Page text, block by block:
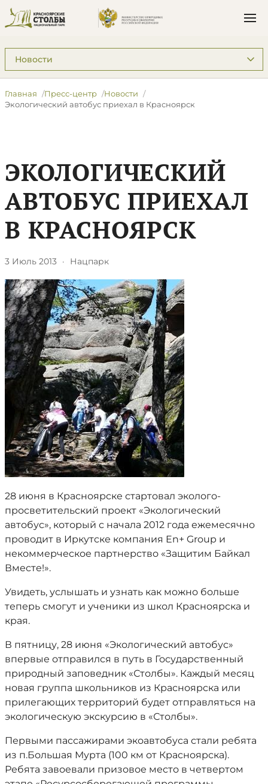
Подразделы: Пресс-центр
Главная Пресс-центр
Новости
Экологический автобус приехал в Красноярск
ЭКОЛОГИЧЕСКИЙ
АВТОБУС ПРИЕХАЛ
В КРАСНОЯРСК
3 Июль 2013 · Нацпарк
28 июня в Красноярске стартовал эколого-
просветительский проект «Экологический
автобус», который с начала 2012 года ежемесячно
проводит в Иркутске компания En+ Group и
некоммерческое партнерство «Защитим Байкал
Вместе!».
Увидеть, услышать и узнать как можно больше
теперь смогут и ученики из школ Красноярска и
края.
В пятницу, 28 июня «Экологический автобус»
впервые отправился в путь в Государственный
природный заповедник «Столбы». Каждый месяц
новая группа школьников из Красноярска или
прилегающих территорий будет отправляться на
экологическую экскурсию в «Столбы».
Первыми пассажирами экоавтобуса стали ребята
из п.Большая Мурта (100 км от Красноярска).
Ребята завоевали призовое место в четвертом